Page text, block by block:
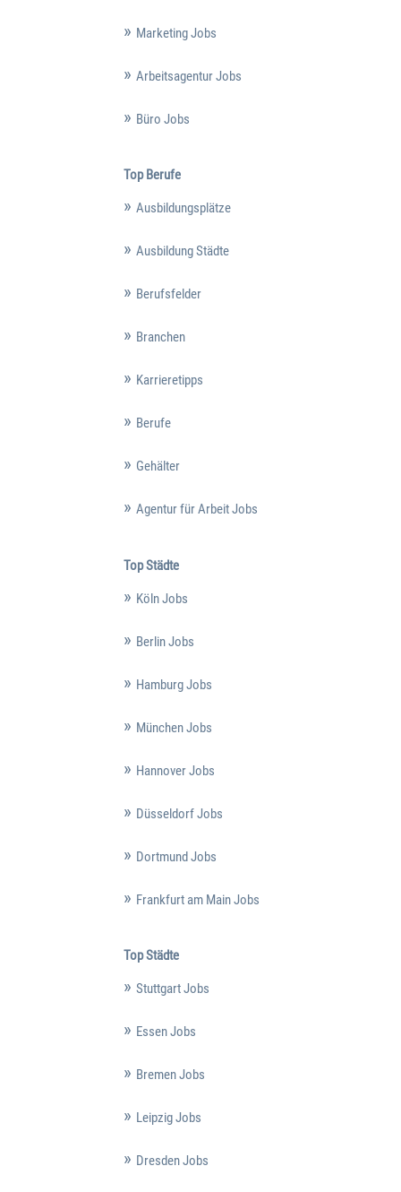
Marketing Jobs
Arbeitsagentur Jobs
Büro Jobs
Top Berufe
Ausbildungsplätze
Ausbildung Städte
Berufsfelder
Branchen
Karrieretipps
Berufe
Gehälter
Agentur für Arbeit Jobs
Top Städte
Köln Jobs
Berlin Jobs
Hamburg Jobs
München Jobs
Hannover Jobs
Düsseldorf Jobs
Dortmund Jobs
Frankfurt am Main Jobs
Top Städte
Stuttgart Jobs
Essen Jobs
Bremen Jobs
Leipzig Jobs
Dresden Jobs